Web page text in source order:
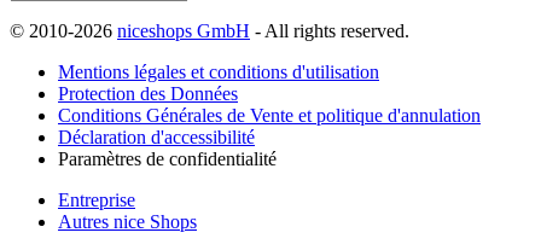
© 2010-2026 niceshops GmbH - All rights reserved.
Mentions légales et conditions d'utilisation
Protection des Données
Conditions Générales de Vente et politique d'annulation
Déclaration d'accessibilité
Paramètres de confidentialité
Entreprise
Autres nice Shops